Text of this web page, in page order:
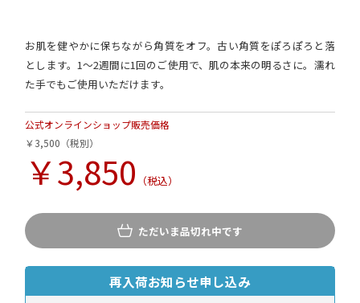
お肌を健やかに保ちながら角質をオフ。古い角質をぽろぽろと落
とします。1〜2週間に1回のご使用で、肌の本来の明るさに。濡れ
た手でもご使用いただけます。
公式オンラインショップ販売価格
￥3,500 （税別）
￥3,850 （税込）
ただいま品切れ中です
再入荷お知らせ申し込み